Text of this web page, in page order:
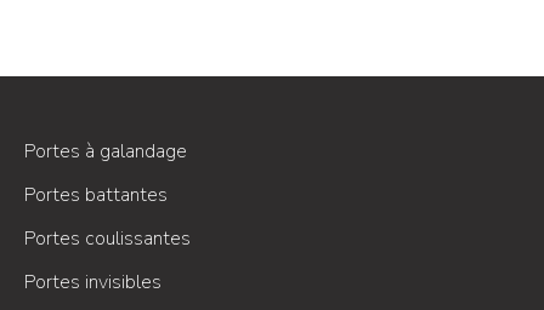
Portes à galandage
Portes battantes
Portes coulissantes
Portes invisibles